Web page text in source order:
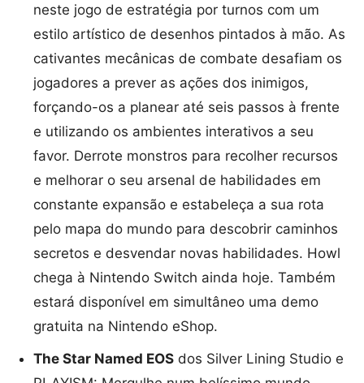
neste jogo de estratégia por turnos com um
estilo artístico de desenhos pintados à mão. As
cativantes mecânicas de combate desafiam os
jogadores a prever as ações dos inimigos,
forçando-os a planear até seis passos à frente
e utilizando os ambientes interativos a seu
favor. Derrote monstros para recolher recursos
e melhorar o seu arsenal de habilidades em
constante expansão e estabeleça a sua rota
pelo mapa do mundo para descobrir caminhos
secretos e desvendar novas habilidades. Howl
chega à Nintendo Switch ainda hoje. Também
estará disponível em simultâneo uma demo
gratuita na Nintendo eShop.
The Star Named EOS dos Silver Lining Studio e